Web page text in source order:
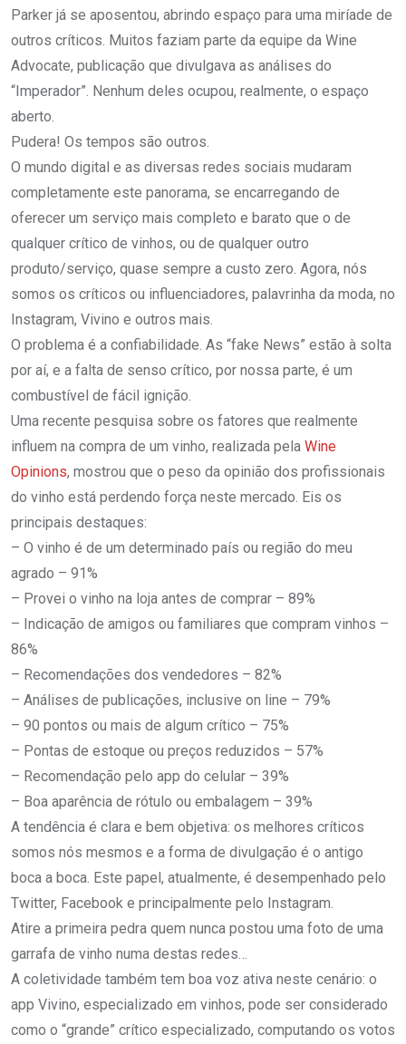
Parker já se aposentou, abrindo espaço para uma miríade de
outros críticos. Muitos faziam parte da equipe da Wine
Advocate, publicação que divulgava as análises do
“Imperador”. Nenhum deles ocupou, realmente, o espaço
aberto.
Pudera! Os tempos são outros.
O mundo digital e as diversas redes sociais mudaram
completamente este panorama, se encarregando de
oferecer um serviço mais completo e barato que o de
qualquer crítico de vinhos, ou de qualquer outro
produto/serviço, quase sempre a custo zero. Agora, nós
somos os críticos ou influenciadores, palavrinha da moda, no
Instagram, Vivino e outros mais.
O problema é a confiabilidade. As “fake News” estão à solta
por aí, e a falta de senso crítico, por nossa parte, é um
combustível de fácil ignição.
Uma recente pesquisa sobre os fatores que realmente
influem na compra de um vinho, realizada pela Wine
Opinions, mostrou que o peso da opinião dos profissionais
do vinho está perdendo força neste mercado. Eis os
principais destaques:
– O vinho é de um determinado país ou região do meu
agrado – 91%
– Provei o vinho na loja antes de comprar – 89%
– Indicação de amigos ou familiares que compram vinhos –
86%
– Recomendações dos vendedores – 82%
– Análises de publicações, inclusive on line – 79%
– 90 pontos ou mais de algum crítico – 75%
– Pontas de estoque ou preços reduzidos – 57%
– Recomendação pelo app do celular – 39%
– Boa aparência de rótulo ou embalagem – 39%
A tendência é clara e bem objetiva: os melhores críticos
somos nós mesmos e a forma de divulgação é o antigo
boca a boca. Este papel, atualmente, é desempenhado pelo
Twitter, Facebook e principalmente pelo Instagram.
Atire a primeira pedra quem nunca postou uma foto de uma
garrafa de vinho numa destas redes…
A coletividade também tem boa voz ativa neste cenário: o
app Vivino, especializado em vinhos, pode ser considerado
como o “grande” crítico especializado, computando os votos